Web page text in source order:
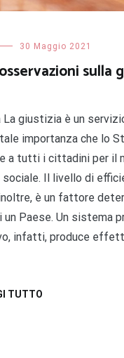
30 Maggio 2021
sulla
La giustizia è un
importanza che lo
a tutti i cittadini per il
sociale. Il livello di
è un fattore
Paese. Un sistema
infatti, produce
TUTTO